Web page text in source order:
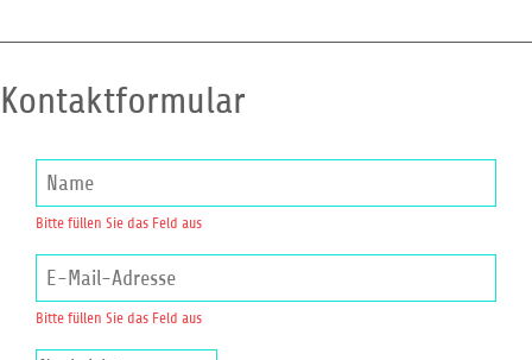
Kontaktformular
Bitte füllen Sie das Feld aus
Bitte füllen Sie das Feld aus